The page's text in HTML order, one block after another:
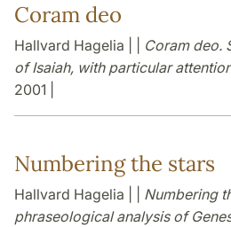
Coram deo
Hallvard Hagelia | | Coram deo.
of Isaiah, with particular
2001 |
Numbering the stars
Hallvard Hagelia | | Numbering
phraseological analysis of